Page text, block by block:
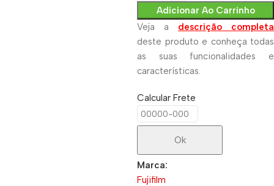
Adicionar Ao Carrinho
Veja a descrição completa
deste produto e conheça todas
as suas funcionalidades e
características.
Calcular Frete
Ok
Marca:
Fujifilm